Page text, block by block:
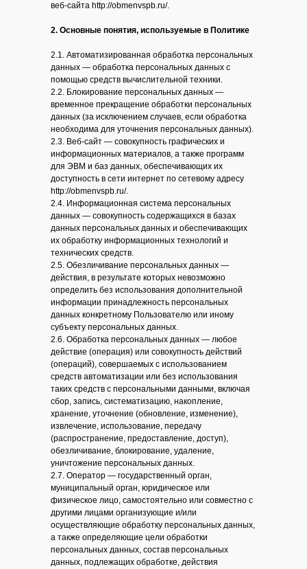
веб-сайта http://obmenvspb.ru/.
2. Основные понятия, используемые в Политике
2.1. Автоматизированная обработка персональных
данных — обработка персональных данных с
помощью средств вычислительной техники.
2.2. Блокирование персональных данных —
временное прекращение обработки персональных
данных (за исключением случаев, если обработка
необходима для уточнения персональных данных).
2.3. Веб-сайт — совокупность графических и
информационных материалов, а также программ
для ЭВМ и баз данных, обеспечивающих их
доступность в сети интернет по сетевому адресу
http://obmenvspb.ru/.
2.4. Информационная система персональных
данных — совокупность содержащихся в базах
данных персональных данных и обеспечивающих
их обработку информационных технологий и
технических средств.
2.5. Обезличивание персональных данных —
действия, в результате которых невозможно
определить без использования дополнительной
информации принадлежность персональных
данных конкретному Пользователю или иному
субъекту персональных данных.
2.6. Обработка персональных данных — любое
действие (операция) или совокупность действий
(операций), совершаемых с использованием
средств автоматизации или без использования
таких средств с персональными данными, включая
сбор, запись, систематизацию, накопление,
хранение, уточнение (обновление, изменение),
извлечение, использование, передачу
(распространение, предоставление, доступ),
обезличивание, блокирование, удаление,
уничтожение персональных данных.
2.7. Оператор — государственный орган,
муниципальный орган, юридическое или
физическое лицо, самостоятельно или совместно с
другими лицами организующие и/или
осуществляющие обработку персональных данных,
а также определяющие цели обработки
персональных данных, состав персональных
данных, подлежащих обработке, действия